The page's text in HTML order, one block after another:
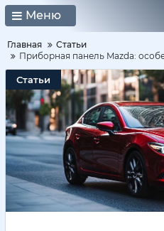
Меню
Главная
Статьи
Приборная панель Mazda:
Статьи